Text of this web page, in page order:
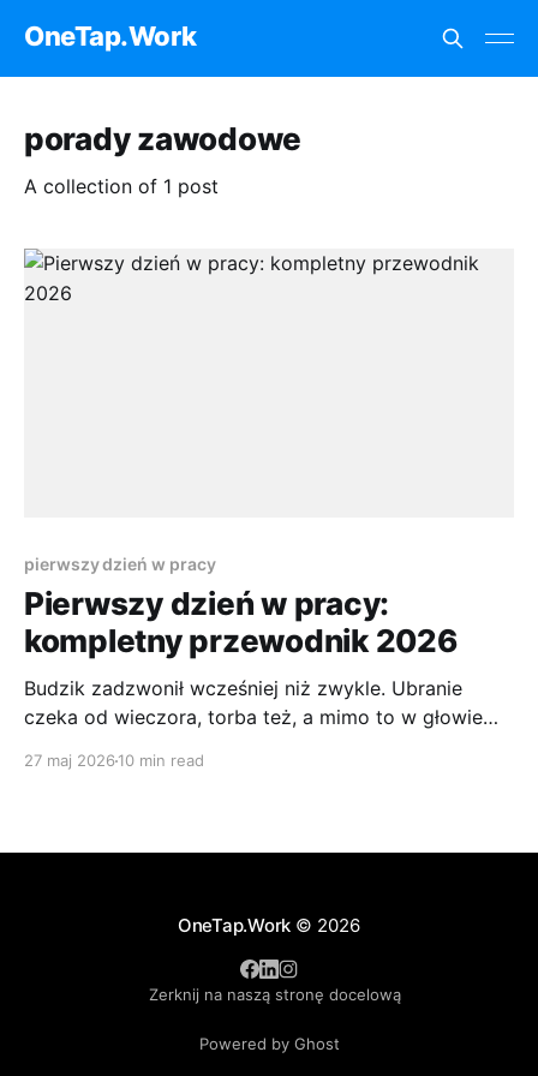
OneTap.Work
porady zawodowe
A collection of 1 post
pierwszy dzień w pracy
Pierwszy dzień w pracy:
kompletny przewodnik 2026
Budzik zadzwonił wcześniej niż zwykle. Ubranie
czeka od wieczora, torba też, a mimo to w głowie
czy zapamiętam ludzi, czy nie wyjdę na osobę
27 maj 2026 10 min read
OneTap.Work © 2026
Zerknij na naszą stronę docelową
Powered by Ghost